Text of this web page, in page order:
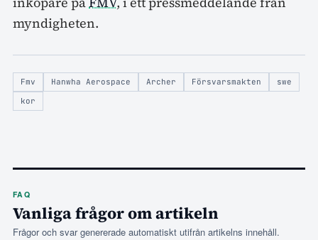
myndigheten.
Fmv Hanwha Aerospace Archer Försvarsmakten
swe
kor
FAQ
Vanliga frågor om artikeln
Frågor och svar genererade automatiskt utifrån artikelns innehåll.